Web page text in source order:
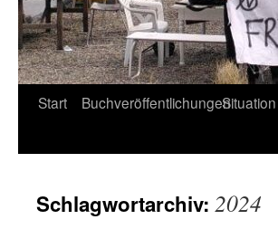
Start BuchveröffentlichungenSituation
Schlagwortarchiv: 2024